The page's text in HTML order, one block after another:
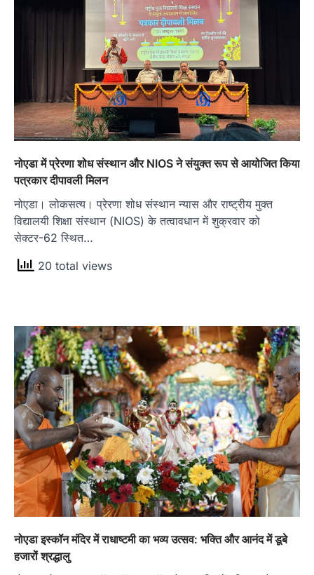
नोएडा में प्रेरणा शोध संस्थान और NIOS ने संयुक्त रूप से आयोजित किया
पत्रकार दीपावली मिलन
नोएडा। लोकसत्य। प्रेरणा शोध संस्थान न्यास और राष्ट्रीय मुक्त
विद्यालयी शिक्षा संस्थान (NIOS) के तत्वावधान में शुक्रवार को
सेक्टर-62 स्थित…
20 total views
नोएडा इस्कॉन मंदिर में राधाष्टमी का भव्य उत्सव: भक्ति और आनंद में डूबे
हजारों श्रद्धालु